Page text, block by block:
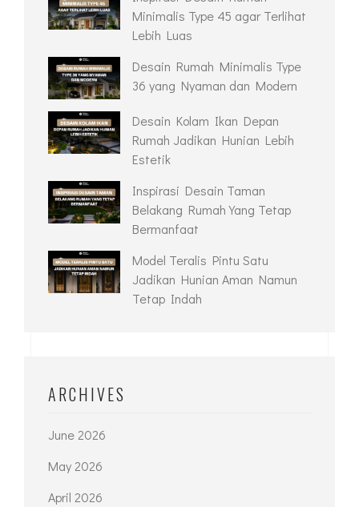
Minimalis Type 45 agar Terlihat
Lebih Luas
Desain Rumah Minimalis Type
36 yang Nyaman dan Modern
Desain Kolam Ikan Depan
Rumah Jadikan Hunian Lebih
Estetik
Inspirasi Desain Taman
Belakang Rumah Yang Tetap
Bermanfaat
Model Teralis Pintu Satu
Jadikan Hunian Aman Namun
Tetap Indah
ARCHIVES
June 2026
May 2026
April 2026